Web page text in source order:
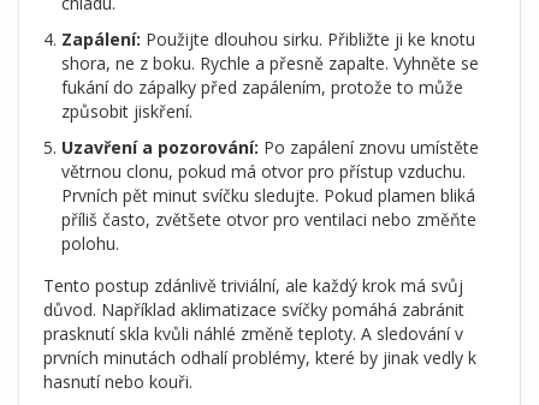
Zapálení: Použijte dlouhou sirku. Přibližte ji ke knotu
shora, ne z boku. Rychle a přesně zapalte. Vyhněte se
fukání do zápalky před zapálením, protože to může
způsobit jiskření.
Uzavření a pozorování: Po zapálení znovu umístěte
větrnou clonu, pokud má otvor pro přístup vzduchu.
Prvních pět minut svíčku sledujte. Pokud plamen bliká
příliš často, zvětšete otvor pro ventilaci nebo změňte
polohu.
Tento postup zdánlivě triviální, ale každý krok má svůj
důvod. Například aklimatizace svíčky pomáhá zabránit
prasknutí skla kvůli náhlé změně teploty. A sledování v
prvních minutách odhalí problémy, které by jinak vedly k
hasnutí nebo kouři.